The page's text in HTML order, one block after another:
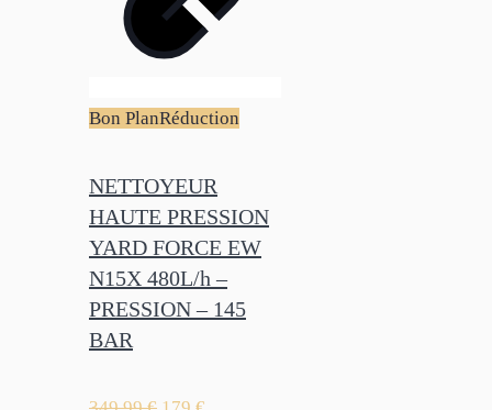
Bon PlanRéduction
NETTOYEUR
HAUTE PRESSION
YARD FORCE EW
N15X 480L/h –
PRESSION – 145
BAR